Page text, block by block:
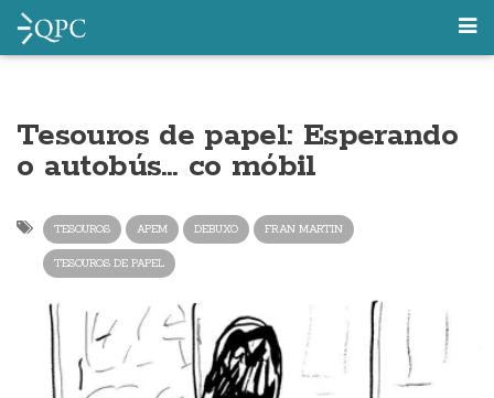
Tesouros de papel: Esperando
o autobús… co móbil
TESOUROS APEM DEBUXO FRAN MARTIN
TESOUROS DE PAPEL